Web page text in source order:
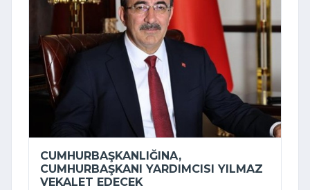
CUMHURBAŞKANLIĞINA,
CUMHURBAŞKANI YARDIMCISI YILMAZ
VEKALET EDECEK